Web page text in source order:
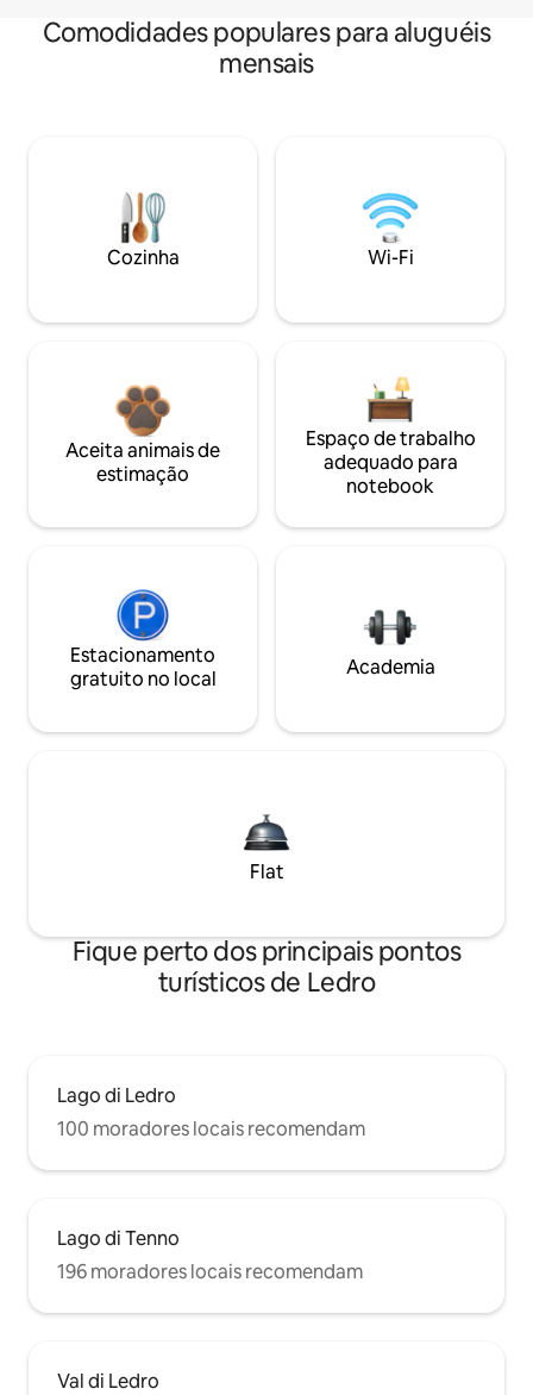
Comodidades populares para aluguéis
mensais
Cozinha Wi-Fi
Aceita animais de
estimação
Espaço de trabalho
adequado para
notebook
Estacionamento
gratuito no local
Academia
Flat
Fique perto dos principais pontos
turísticos de Ledro
Lago di Ledro
100 moradores locais recomendam
Lago di Tenno
196 moradores locais recomendam
Val di Ledro